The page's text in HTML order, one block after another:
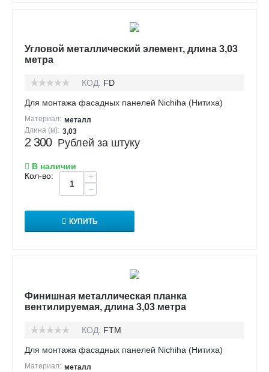
Угловой металлический элемент, длина 3,03
метра
КОД: FD
Для монтажа фасадных панелей Nichiha (Нитиха)
Материал: металл
Длина (м): 3,03
2 300 Рублей за штуку
В наличии
Кол-во:
+
−
КУПИТЬ
Финишная металлическая планка
вентилируемая, длина 3,03 метра
КОД: FTM
Для монтажа фасадных панелей Nichiha (Нитиха)
Материал: металл